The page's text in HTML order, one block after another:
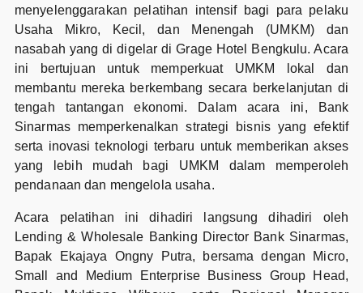
menyelenggarakan pelatihan intensif bagi para pelaku
Usaha Mikro, Kecil, dan Menengah (UMKM) dan
nasabah yang di digelar di Grage Hotel Bengkulu. Acara
ini bertujuan untuk memperkuat UMKM lokal dan
membantu mereka berkembang secara berkelanjutan di
tengah tantangan ekonomi. Dalam acara ini, Bank
Sinarmas memperkenalkan strategi bisnis yang efektif
serta inovasi teknologi terbaru untuk memberikan akses
yang lebih mudah bagi UMKM dalam memperoleh
pendanaan dan mengelola usaha.
Acara pelatihan ini dihadiri langsung dihadiri oleh
Lending & Wholesale Banking Director Bank Sinarmas,
Bapak Ekajaya Ongny Putra, bersama dengan Micro,
Small and Medium Enterprise Business Group Head,